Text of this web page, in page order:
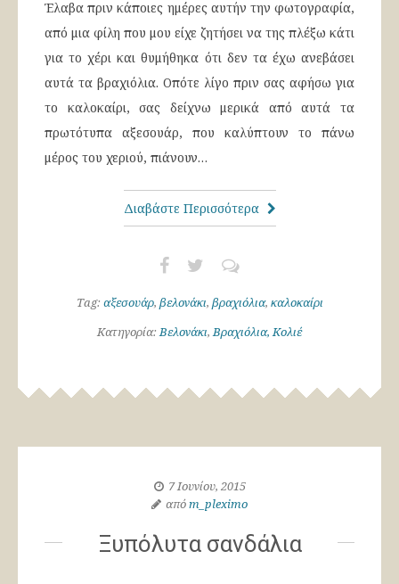
Έλαβα πριν κάποιες ημέρες αυτήν την φωτογραφία,
από μια φίλη που μου είχε ζητήσει να της πλέξω κάτι
για το χέρι και θυμήθηκα ότι δεν τα έχω ανεβάσει
αυτά τα βραχιόλια. Οπότε λίγο πριν σας αφήσω για
το καλοκαίρι, σας δείχνω μερικά από αυτά τα
πρωτότυπα αξεσουάρ, που καλύπτουν το πάνω
μέρος του χεριού, πιάνουν…
Διαβάστε Περισσότερα
Tag: αξεσουάρ, βελονάκι, βραχιόλια, καλοκαίρι
Κατηγορία:Βελονάκι,Βραχιόλια, Κολιέ
7 Ιουνίου, 2015
απόm_pleximo
Ξυπόλυτα σανδάλια